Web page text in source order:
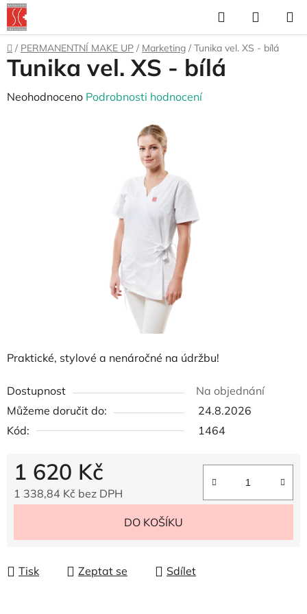
Přejít
na
obsah
Hledat
KOŠÍK
Domů
/ PERMANENTNÍ MAKE UP / Marketing / Tunika vel. XS - bílá
Praktické, stylové a nenáročné na údržbu!
Dostupnost
Na objednání
Můžeme doručit do:
24.8.2026
Kód:
1464
1 620 Kč
1 338,84 Kč bez DPH
DO KOŠÍKU
Tisk Zeptat se Sdílet
Tunika vel. XS - bílá
Průměrné
Neohodnoceno Podrobnosti hodnocení